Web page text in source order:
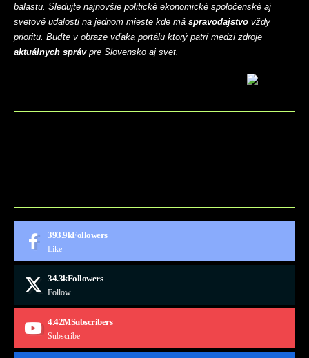
balastu. Sledujte najnovšie politické ekonomické spoločenské aj
svetové udalosti na jednom mieste kde má spravodajstvo vždy
prioritu. Buďte v obraze vďaka portálu ktorý patrí medzi zdroje
aktuálnych správpre Slovensko aj svet.
393.9kFollowers
Like
34.3kFollowers
Follow
4.42MSubscribers
Subscribe